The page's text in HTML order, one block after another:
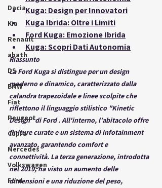
Dacia
Kia
Renault
abath
DS
BMW
Fiat
Peugeot
Cupra
Mercedes
Volkswagen
Ford
Kuga: Design per Innovatori
Kuga Ibrida: Oltre i Limiti
Ford Kuga: Emozione Ibrida
Kuga: Scopri Dati Autonomia
Riassunto
La Ford Kuga si distingue per un design
moderno e dinamico, caratterizzato dalla
calandra trapezoidale e linee scolpite che
riflettono il linguaggio stilistico "Kinetic
Design" di Ford . All'interno, l'abitacolo offre
finiture curate e un sistema di infotainment
avanzato, garantendo comfort e
connettività. La terza generazione, introdotta
nel 2019, ha visto un aumento delle
dimensioni e una riduzione del peso,